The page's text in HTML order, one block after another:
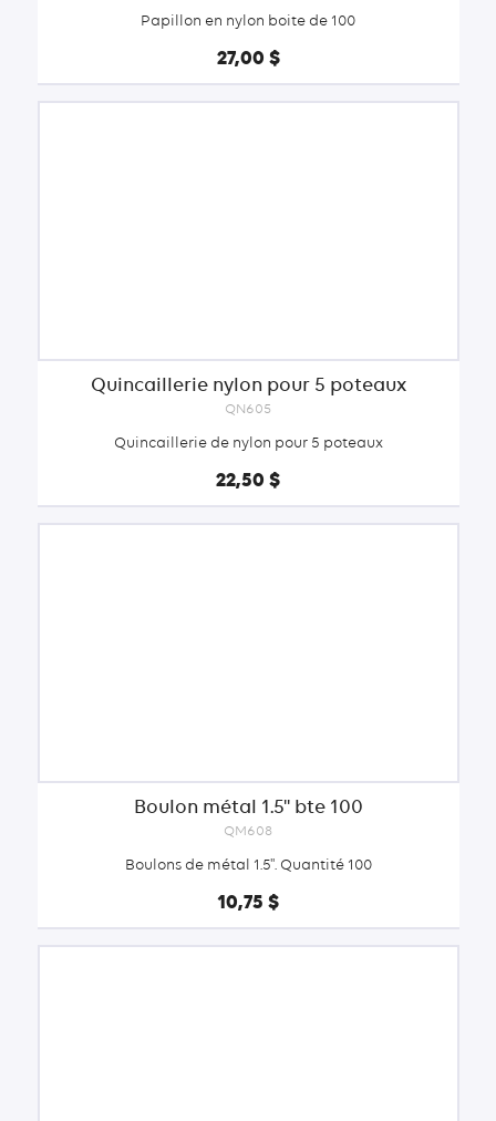
Papillon en nylon boite de 100
27,00 $
Quincaillerie nylon pour 5 poteaux
QN605
Quincaillerie de nylon pour 5 poteaux
22,50 $
Boulon métal 1.5'' bte 100
QM608
Boulons de métal 1.5''. Quantité 100
10,75 $